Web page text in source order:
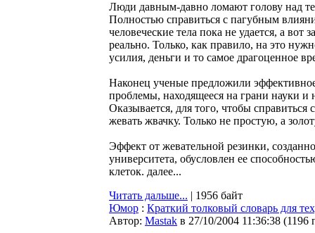
Люди давным-давно ломают голову над
Полностью справиться с пагубным
человеческие тела пока не удается, а вот
реально. Только, как правило, на это
усилия, деньги и то самое драгоценное
Наконец ученые предложили
проблемы, находящееся на грани науки и
Оказывается, для того, чтобы
жевать жвачку. Только не простую, а
Эффект от жевательной резинки,
университета, обусловлен ее
клеток. далее...
Читать дальше... | 1956 байт
Юмор : Краткий толковый словарь для
Автор: Мastak в 27/10/2004 11:36:38 (1196